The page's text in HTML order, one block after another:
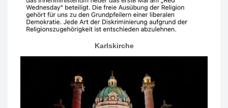
Karlskirche